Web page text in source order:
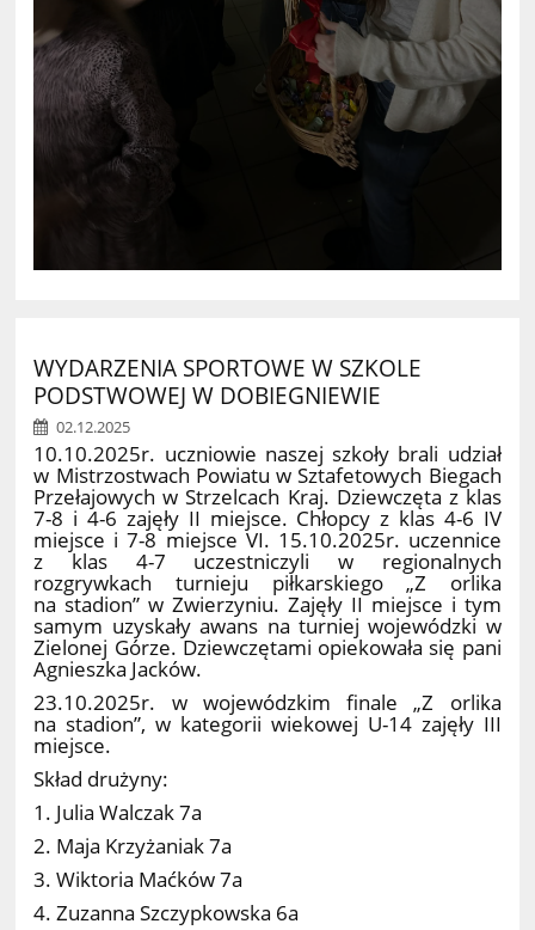
WYDARZENIA SPORTOWE W SZKOLE
PODSTWOWEJ W DOBIEGNIEWIE
02.12.2025
10.10.2025r. uczniowie naszej szkoły brali udział
w Mistrzostwach Powiatu w Sztafetowych Biegach
Przełajowych w Strzelcach Kraj. Dziewczęta z klas
7-8 i 4-6 zajęły II miejsce. Chłopcy z klas 4-6 IV
miejsce i 7-8 miejsce VI. 15.10.2025r. uczennice
z klas 4-7 uczestniczyli w regionalnych
rozgrywkach turnieju piłkarskiego „Z orlika
na stadion” w Zwierzyniu. Zajęły II miejsce i tym
samym uzyskały awans na turniej wojewódzki w
Zielonej Górze. Dziewczętami opiekowała się pani
Agnieszka Jacków.
23.10.2025r. w wojewódzkim finale „Z orlika
na stadion”, w kategorii wiekowej U-14 zajęły III
miejsce.
Skład drużyny:
1. Julia Walczak 7a
2. Maja Krzyżaniak 7a
3. Wiktoria Maćków 7a
4. Zuzanna Szczypkowska 6a